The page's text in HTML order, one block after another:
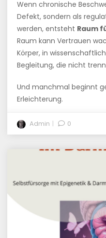
Wenn chronische
Defekt, sondern als
werden, entsteht Raum
Raum kann Vertrauen
Körper, in
Begleitung, die nicht
Und manchmal beginnt
Erleichterung.
Admin 0